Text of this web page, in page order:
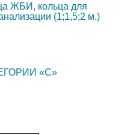
ЖБИ, кольца для
(1;1,5;2 м.)
«C»